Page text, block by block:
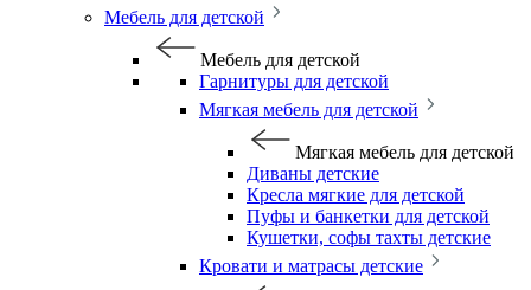
Мебель для детской
Мебель для детской
Гарнитуры для детской
Мягкая мебель для детской
Мягкая мебель для детской
Диваны детские
Кресла мягкие для детской
Пуфы и банкетки для детской
Кушетки, софы тахты детские
Кровати и матрасы детские